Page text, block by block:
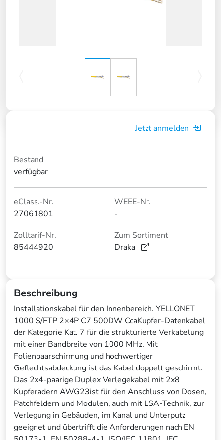
Jetzt anmelden
Bestand
verfügbar
eClass.-Nr.
27061801
WEEE-Nr.
-
Zolltarif-Nr.
85444920
Zum Sortiment
Draka
Beschreibung
Installationskabel für den Innenbereich. YELLONET
1000 S/FTP 2×4P C7 500DW CcaKupfer-Datenkabel
der Kategorie Kat. 7 für die strukturierte Verkabelung
mit einer Bandbreite von 1000 MHz. Mit
Folienpaarschirmung und hochwertiger
Geflechtsabdeckung ist das Kabel doppelt geschirmt.
Das 2x4-paarige Duplex Verlegekabel mit 2x8
Kupferadern AWG23ist für den Anschluss von Dosen,
Patchfeldern und Modulen, auch mit LSA-Technik, zur
Verlegung in Gebäuden, im Kanal und Unterputz
geeignet und übertrifft die Anforderungen nach EN